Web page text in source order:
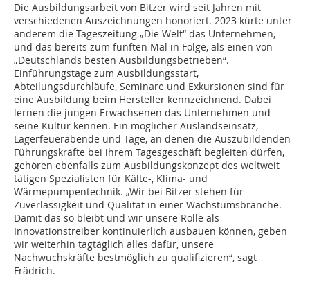
Die Ausbildungsarbeit von Bitzer wird seit Jahren mit
verschiedenen Auszeichnungen honoriert. 2023 kürte unter
anderem die Tageszeitung „Die Welt“ das Unternehmen,
und das bereits zum fünften Mal in Folge, als einen von
„Deutschlands besten Ausbildungsbetrieben“.
Einführungstage zum Ausbildungsstart,
Abteilungsdurchläufe, Seminare und Exkursionen sind für
eine Ausbildung beim Hersteller kennzeichnend. Dabei
lernen die jungen Erwachsenen das Unternehmen und
seine Kultur kennen. Ein möglicher Auslandseinsatz,
Lagerfeuerabende und Tage, an denen die Auszubildenden
Führungskräfte bei ihrem Tagesgeschäft begleiten dürfen,
gehören ebenfalls zum Ausbildungskonzept des weltweit
tätigen Spezialisten für Kälte-, Klima- und
Wärmepumpentechnik. „Wir bei Bitzer stehen für
Zuverlässigkeit und Qualität in einer Wachstumsbranche.
Damit das so bleibt und wir unsere Rolle als
Innovationstreiber kontinuierlich ausbauen können, geben
wir weiterhin tagtäglich alles dafür, unsere
Nachwuchskräfte bestmöglich zu qualifizieren“, sagt
Frädrich.